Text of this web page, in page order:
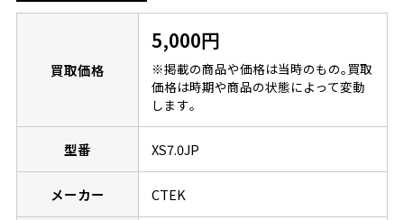
買取価格
5,000円
※掲載の商品や価格は当時のもの｡買取
価格は時期や商品の状態によって変動
します｡
型番 XS7.0JP
メーカー CTEK